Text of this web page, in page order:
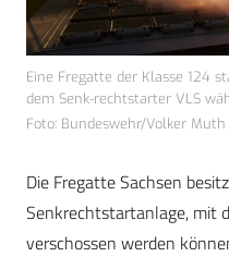
Eine Fregatte der Klasse 124
dem Senk-rechtstarter VLS
Foto: Bundeswehr/Volker Muth
Die Fregatte Sachsen
Senkrechtstartanlage, mit
verschossen werden